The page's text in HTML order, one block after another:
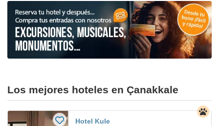
Los mejores hoteles en Çanakkale
Hotel Kule